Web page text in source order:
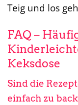
Teig und los
FAQ –
Keksdose
Sind die
einfach zu